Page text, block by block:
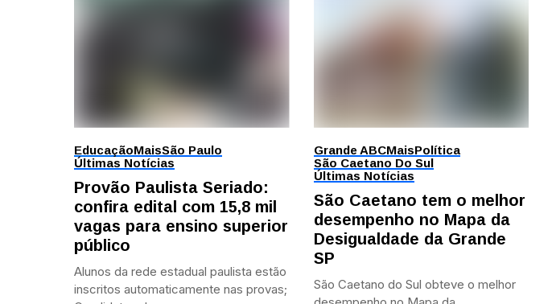
EducaçãoMaisSão Paulo
Últimas Notícias
Provão Paulista Seriado:
confira edital com 15,8 mil
vagas para ensino superior
público
Alunos da rede estadual paulista estão
inscritos automaticamente nas provas;
Grande ABCMaisPolítica
São Caetano Do Sul
Últimas Notícias
São Caetano tem o melhor
desempenho no Mapa da
Desigualdade da Grande
SP
São Caetano do Sul obteve o melhor